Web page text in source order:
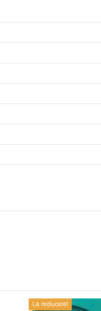
La reducere!